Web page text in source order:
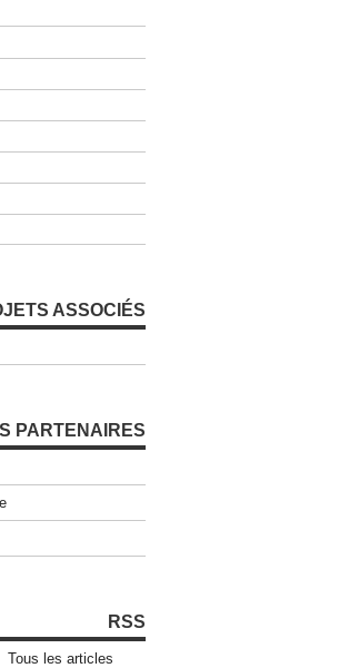
ASSOCIÉS
PARTENAIRES
RSS
Tous les articles